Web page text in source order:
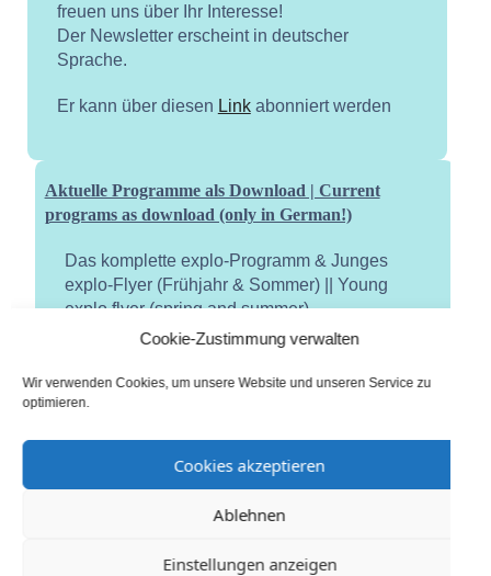
Cookie-Zustimmung verwalten
Wir verwenden Cookies, um unsere Website und unseren Service zu
optimieren.
Cookies akzeptieren
Ablehnen
Einstellungen anzeigen
freuen uns über Ihr Interesse!
Der Newsletter erscheint in deutscher
Sprache.
Er kann über diesen Linkabonniert werden
Aktuelle Programme als Download | Current
programs as download (only in German!)
Das komplette explo-Programm & Junges
explo-Flyer (Frühjahr & Sommer) || Young
explo flyer (spring and summer)